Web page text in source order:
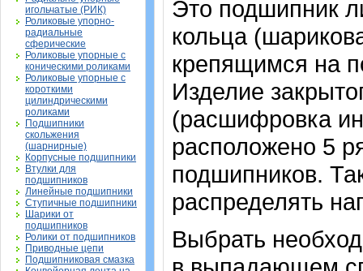
игольчатые (РИК)
Роликовые упорно-
радиальные
сферические
Роликовые упорные с
коническими роликами
Роликовые упорные с
короткими
цилиндрическими
роликами
Подшипники
скольжения
(шарнирные)
Корпусные подшипники
Втулки для
подшипников
Линейные подшипники
Ступичные подшипники
Шарики от
подшипников
Ролики от подшипников
Приводные цепи
Подшипниковая смазка
Это подшипник
кольца
крепящимся на
Изделие
(расшифровка
расположено 5
подшипников.
распределять
Выбрать